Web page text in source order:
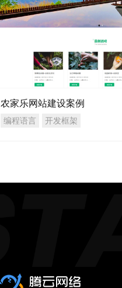
农家乐网站建设案例
编程语言 开发框架